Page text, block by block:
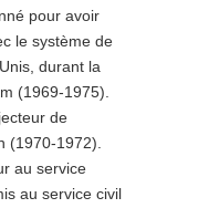
pour avoir
le système de
durant la
(1969-1975).
de
(1970-1972).
au service
au service civil